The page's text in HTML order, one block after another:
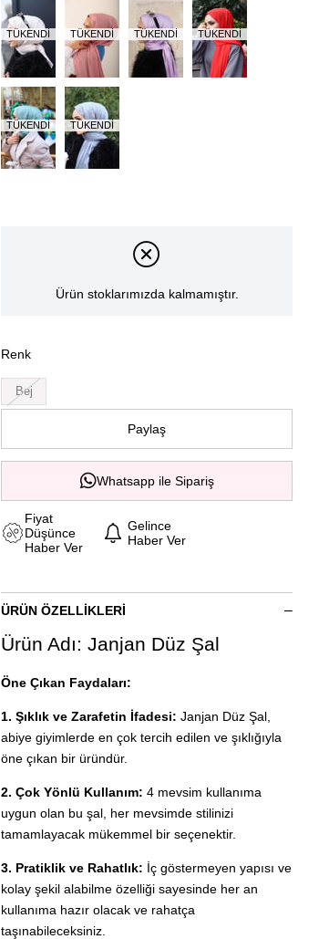
TÜKENDI TÜKENDI TÜKENDI TÜKENDI
TÜKENDI TÜKENDI
Ürün stoklarımızda kalmamıştır.
Renk
Bej
Paylaş
Whatsapp ile Sipariş
Fiyat
Düşünce
Haber Ver
Gelince
Haber Ver
ÜRÜN ÖZELLIKLERI
Ürün Adı: Janjan Düz Şal
Öne Çıkan Faydaları:
1. Şıklık ve Zarafetin İfadesi: Janjan Düz Şal,
abiye giyimlerde en çok tercih edilen ve şıklığıyla
öne çıkan bir üründür.
2. Çok Yönlü Kullanım: 4 mevsim kullanıma
uygun olan bu şal, her mevsimde stilinizi
tamamlayacak mükemmel bir seçenektir.
3. Pratiklik ve Rahatlık: İç göstermeyen yapısı ve
kolay şekil alabilme özelliği sayesinde her an
kullanıma hazır olacak ve rahatça
taşınabileceksiniz.